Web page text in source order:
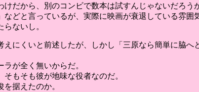
だから、別のコンビで数本は試すんじゃないだろう
どと言っているが、実際に映画が衰退している雰囲
ないし。
えにくいと前述したが、しかし「三原なら簡単に脇
が全く無いからだ。
もそも彼が地味な役者なのだ。
据えたのか。